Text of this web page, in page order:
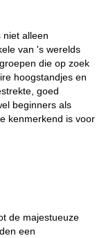
niet alleen
van 's werelds
die op zoek
hoogstandjes en
goed
beginners als
kenmerkend is voor
de majestueuze
een